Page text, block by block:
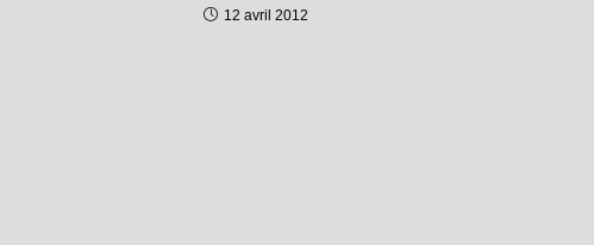
12 avril 2012